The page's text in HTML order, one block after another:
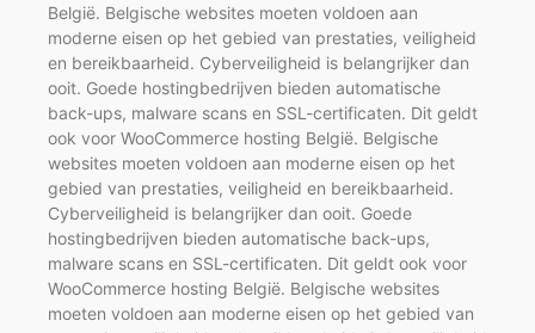
België. Belgische websites moeten voldoen aan
moderne eisen op het gebied van prestaties, veiligheid
en bereikbaarheid. Cyberveiligheid is belangrijker dan
ooit. Goede hostingbedrijven bieden automatische
back-ups, malware scans en SSL-certificaten. Dit geldt
ook voor WooCommerce hosting België. Belgische
websites moeten voldoen aan moderne eisen op het
gebied van prestaties, veiligheid en bereikbaarheid.
Cyberveiligheid is belangrijker dan ooit. Goede
hostingbedrijven bieden automatische back-ups,
malware scans en SSL-certificaten. Dit geldt ook voor
WooCommerce hosting België. Belgische websites
moeten voldoen aan moderne eisen op het gebied van